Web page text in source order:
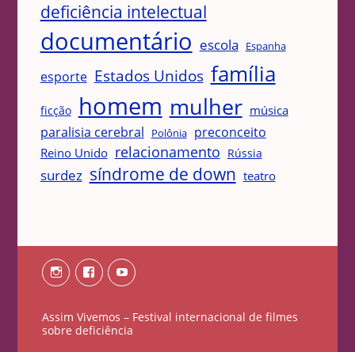
deficiência intelectual
documentário escola Espanha
esporte Estados Unidos família
ficção homem mulher música
paralisia cerebral Polônia preconceito
Reino Unido relacionamento Rússia
surdez síndrome de down teatro
InstagramFacebookYoutube
Assim Vivemos – Festival internacional de filmes
sobre deficiência